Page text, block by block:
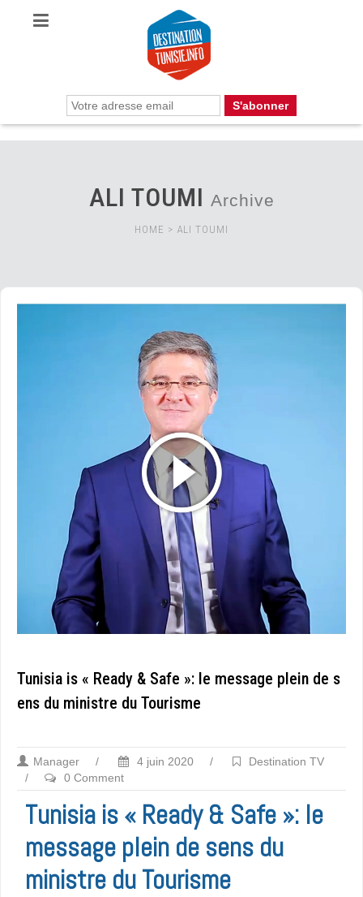
ALI TOUMI Archive
HOME > ALI TOUMI
Tunisia is « Ready & Safe »: le message plein de s
ens du ministre du Tourisme
Manager / 4 juin 2020 /
Destination TV
/
0 Comment
Tunisia is « Ready & Safe »: le
message plein de sens du
ministre du Tourisme